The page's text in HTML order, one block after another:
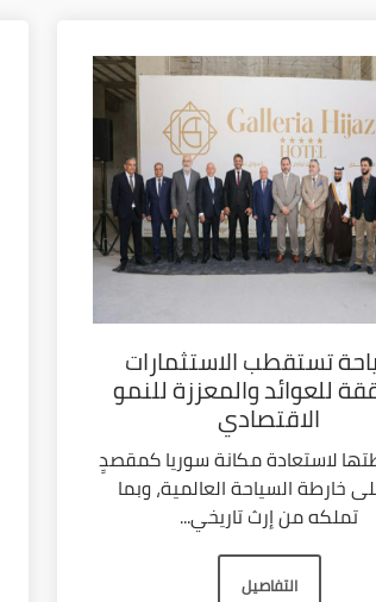
تستقطب الاستثمارات
للعوائد والمعززة للنمو
الاقتصادي
لاستعادة مكانة سوريا كمقصدٍ
خارطة السياحة العالمية، وبما
تملكه من إرث تاريخي...
التفاصيل